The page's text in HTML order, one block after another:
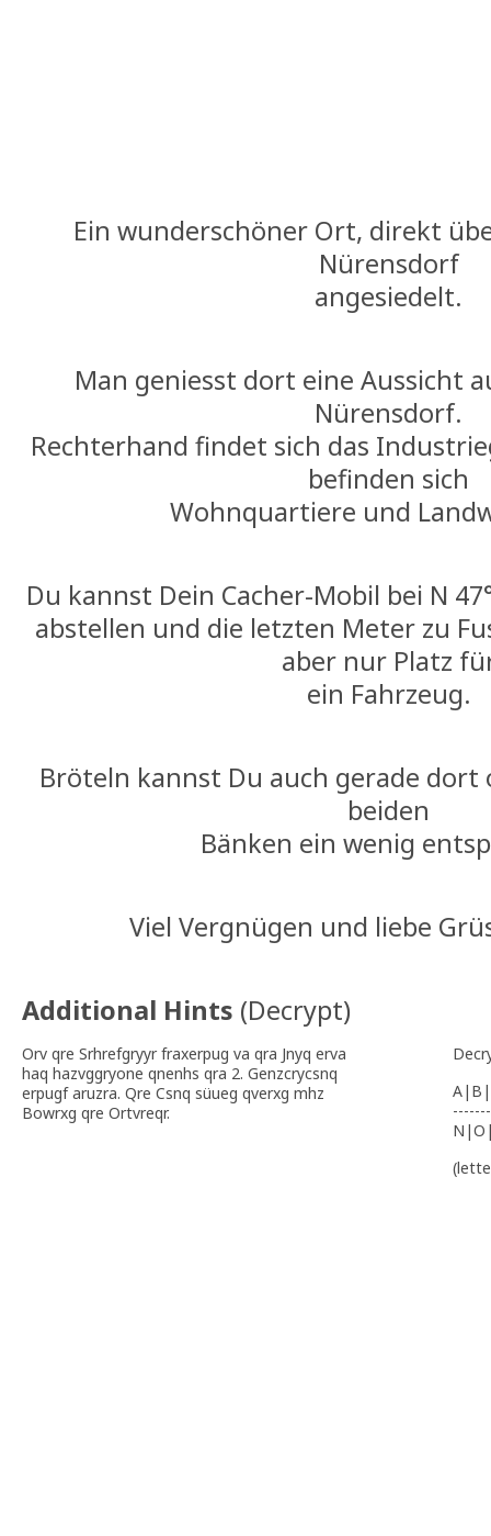
Ein wunderschöner Ort, direkt
Nürensdorf
angesiedelt.
Man geniesst dort eine Aussicht
Nürensdorf.
Rechterhand findet sich das
befinden sich
Wohnquartiere und
Du kannst Dein Cacher-Mobil bei N
abstellen und die letzten Meter zu
aber nur Platz
ein Fahrzeug.
Bröteln kannst Du auch gerade dort
beiden
Bänken ein wenig
Viel Vergnügen und liebe
Additional Hints (Decrypt)
Orv qre Srhrefgryyr fraxerpug va qra Jnyq erva
haq hazvggryone qnenhs qra 2. Genzcrycsnq
erpugf aruzra. Qre Csnq süueg qverxg mhz
Bowrxg qre Ortvreqr.